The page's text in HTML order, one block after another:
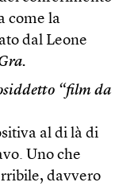
come la
dal Leone
“film da
al di là di
Uno che
davvero